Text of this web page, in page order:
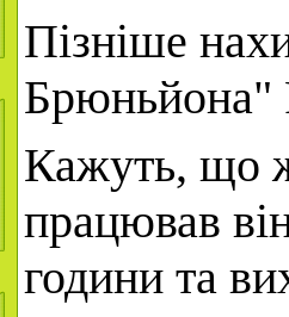
Пізніше
Брюньйона"
Кажуть, що
працював
години та